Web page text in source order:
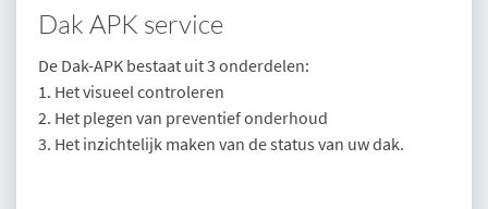
Dak APK service
De Dak-APK bestaat uit 3 onderdelen:
1. Het visueel controleren
2. Het plegen van preventief onderhoud
3. Het inzichtelijk maken van de status van uw dak.